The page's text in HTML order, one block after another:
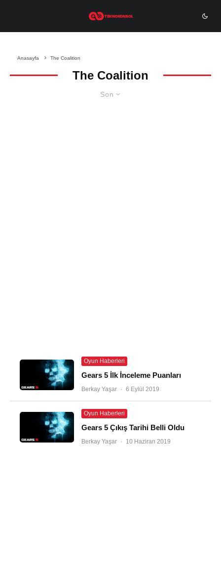
Anasayfa The Coalition
The Coalition
Son
Oyun Haberleri
Gears 5 İlk İnceleme Puanları
Berkay Yaşar · 6 Eylül 2019
Oyun Haberleri
Gears 5 Çıkış Tarihi Belli Oldu
Berkay Yaşar · 10 Haziran 2019